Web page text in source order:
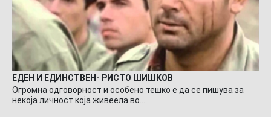
ЕДЕН И ЕДИНСТВЕН- РИСТО ШИШКОВ
Огромна одговорност и особено тешко е да се пишува за
некоја личност која живеела во…